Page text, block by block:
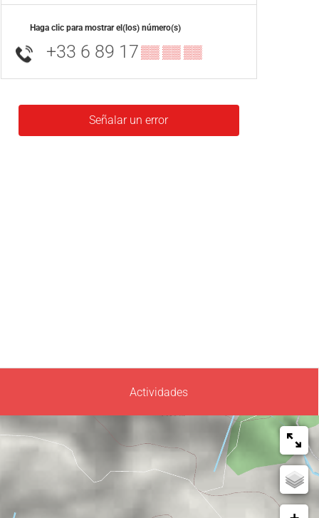
Haga clic para mostrar el(los) número(s)
+33 6 89 17▒▒ ▒▒ ▒▒
Señalar un error
Actividades